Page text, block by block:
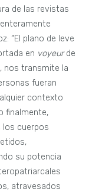
de las revistas
“El plano de leve
en voyeurde
nos transmite la
fueran
contexto
finalmente,
los cuerpos
su potencia
atravesados